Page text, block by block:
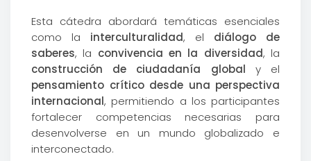
Esta cátedra abordará temáticas esenciales
como la interculturalidad, el diálogo de
saberes, la convivencia en la diversidad, la
construcción de ciudadanía global y el
pensamiento crítico desde una perspectiva
internacional, permitiendo a los participantes
fortalecer competencias necesarias para
desenvolverse en un mundo globalizado e
interconectado.